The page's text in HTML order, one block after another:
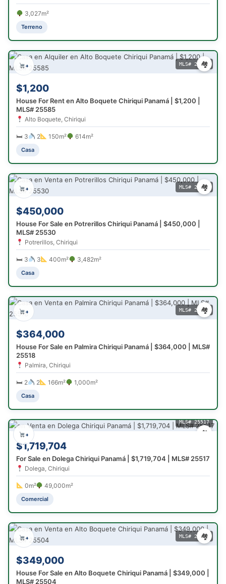
3,027m²
Terreno
MLS# 25585
🏘
$1,200
House For Rent en Alto Boquete Chiriqui Panamá | $1,200 |
MLS# 25585
Alto Boquete, Chiriqui
🛏 3 2 150m² 614m²
Casa
+
MLS# 25530
🏘
$450,000
House For Sale en Potrerillos Chiriqui Panamá | $450,000 |
MLS# 25530
Potrerillos, Chiriqui
🛏 3 3 400m² 3,482m²
Casa
+
MLS# 25518
🏘
$364,000
House For Sale en Palmira Chiriqui Panamá | $364,000 | MLS#
25518
Palmira, Chiriqui
🛏 2 2 166m² 1,000m²
Casa
+
MLS# 25517
🏘
$1,719,704
For Sale en Dolega Chiriqui Panamá | $1,719,704 | MLS# 25517
Dolega, Chiriqui
0m² 49,000m²
Comercial
+
MLS# 25504
🏘
$349,000
House For Sale en Alto Boquete Chiriqui Panamá | $349,000 |
MLS# 25504
+